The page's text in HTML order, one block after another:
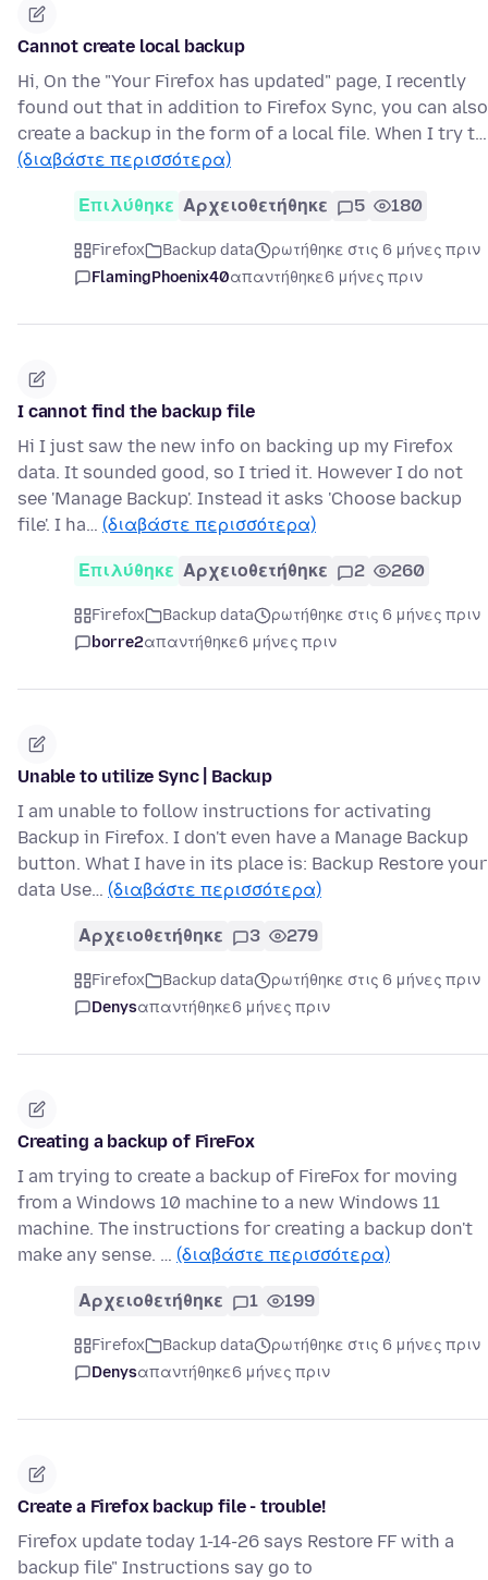
Cannot create local backup
Hi, On the "Your Firefox has updated" page, I recently
found out that in addition to Firefox Sync, you can also
create a backup in the form of a local file. When I try t…
(διαβάστε περισσότερα)
Επιλύθηκε Αρχειοθετήθηκε 5 180
Firefox Backup data
ρωτήθηκε στις 6 μήνες πριν
FlamingPhoenix40απαντήθηκε6 μήνες πριν
I cannot find the backup file
Hi I just saw the new info on backing up my Firefox
data. It sounded good, so I tried it. However I do not
see 'Manage Backup'. Instead it asks 'Choose backup
file'. I ha… (διαβάστε περισσότερα)
Επιλύθηκε Αρχειοθετήθηκε 2 260
Firefox Backup data
ρωτήθηκε στις 6 μήνες πριν
borre2απαντήθηκε6 μήνες πριν
Unable to utilize Sync | Backup
I am unable to follow instructions for activating
Backup in Firefox. I don't even have a Manage Backup
button. What I have in its place is: Backup Restore your
data Use… (διαβάστε περισσότερα)
Αρχειοθετήθηκε 3 279
Firefox Backup data
ρωτήθηκε στις 6 μήνες πριν
Denysαπαντήθηκε6 μήνες πριν
Creating a backup of FireFox
I am trying to create a backup of FireFox for moving
from a Windows 10 machine to a new Windows 11
machine. The instructions for creating a backup don't
make any sense. … (διαβάστε περισσότερα)
Αρχειοθετήθηκε 1 199
Firefox Backup data
ρωτήθηκε στις 6 μήνες πριν
Denysαπαντήθηκε6 μήνες πριν
Create a Firefox backup file - trouble!
Firefox update today 1-14-26 says Restore FF with a
backup file" Instructions say go to